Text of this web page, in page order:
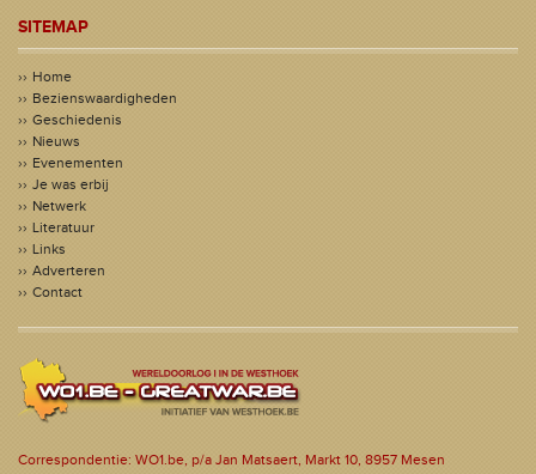
SITEMAP
Home
Bezienswaardigheden
Geschiedenis
Nieuws
Evenementen
Je was erbij
Netwerk
Literatuur
Links
Adverteren
Contact
Correspondentie: WO1.be, p/a Jan Matsaert, Markt 10, 8957 Mesen